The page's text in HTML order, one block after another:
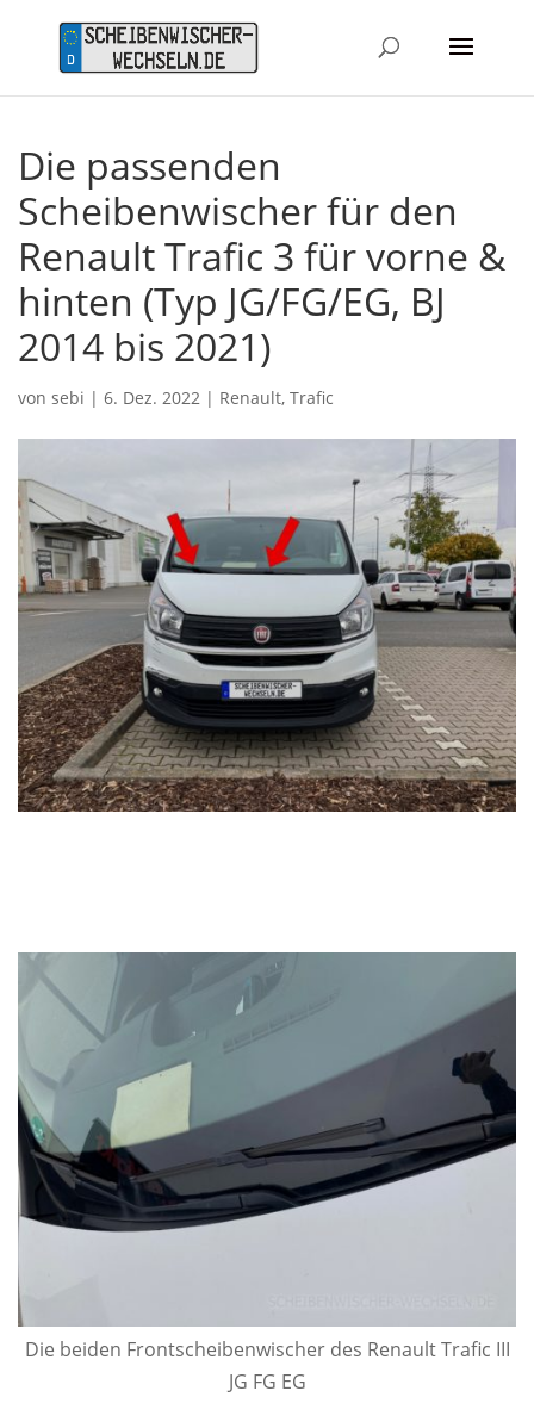
Die passenden
Scheibenwischer für den
Renault Trafic 3 für vorne &
hinten (Typ JG/FG/EG, BJ
2014 bis 2021)
von sebi | 6. Dez. 2022 | Renault, Trafic
Die beiden Frontscheibenwischer des Renault Trafic III
JG FG EG